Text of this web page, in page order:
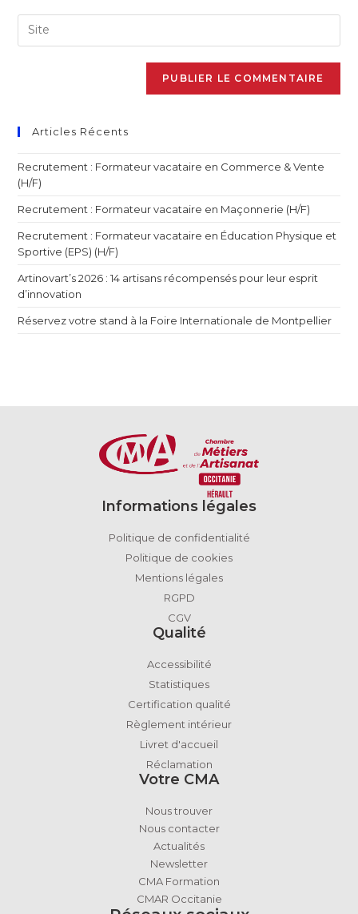
Articles Récents
Recrutement : Formateur vacataire en Commerce & Vente
(H/F)
Recrutement : Formateur vacataire en Maçonnerie (H/F)
Recrutement : Formateur vacataire en Éducation Physique et
Sportive (EPS) (H/F)
Artinovart’s 2026 : 14 artisans récompensés pour leur esprit
d’innovation
Réservez votre stand à la Foire Internationale de Montpellier
Informations légales
Politique de confidentialité
Politique de cookies
Mentions légales
RGPD
CGV
Qualité
Accessibilité
Statistiques
Certification qualité
Règlement intérieur
Livret d'accueil
Réclamation
Votre CMA
Nous trouver
Nous contacter
Actualités
Newsletter
CMA Formation
CMAR Occitanie